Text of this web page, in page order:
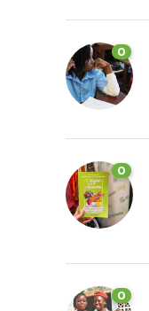
0
0
0